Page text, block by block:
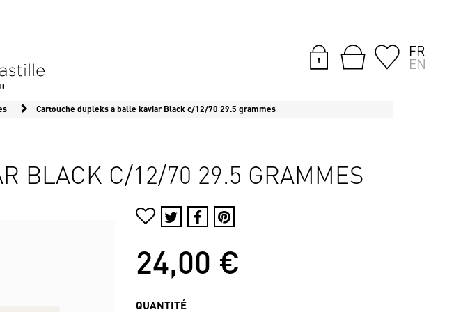
FR
EN
Cartouche dupleks a balle kaviar Black c/12/70 29.5 grammes
BLACK C/12/70 29.5 GRAMMES
24,00 €
QUANTITÉ